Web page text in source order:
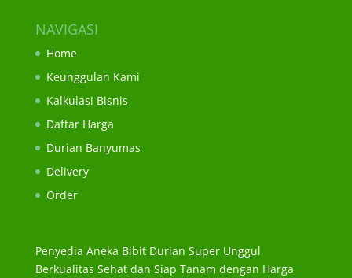
NAVIGASI
Home
Keunggulan Kami
Kalkulasi Bisnis
Daftar Harga
Durian Banyumas
Delivery
Order
Penyedia Aneka Bibit Durian Super Unggul
Berkualitas Sehat dan Siap Tanam dengan Harga